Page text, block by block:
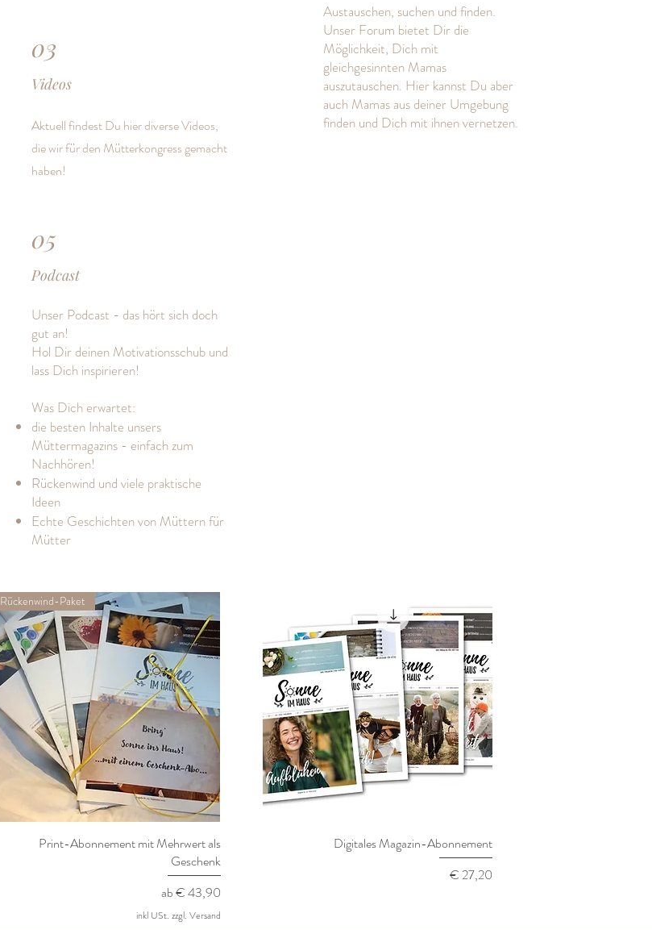
03
Videos
Aktuell findest Du hier diverse Videos,
die wir für den Mütterkongress gemacht
haben!
Austauschen, suchen und finden.
Unser Forum bietet Dir die
Möglichkeit, Dich mit
gleichgesinnten Mamas
auszutauschen. Hier kannst Du aber
auch Mamas aus deiner Umgebung
finden und Dich mit ihnen vernetzen.
05
Podcast
Unser Podcast - das hört sich doch
gut an!
Hol Dir deinen Motivationsschub und
lass Dich inspirieren!
Was Dich erwartet:
die besten Inhalte unsers
Müttermagazins - einfach zum
Nachhören!
Rückenwind und viele praktische
Ideen
Echte Geschichten von Müttern für
Mütter
Schnellansicht
Rückenwind-Paket
Print-Abonnement mit Mehrwert als
Geschenk
ab€ 43,90
Sale-Preis
inkl USt. zzgl. Versand
Schnellansicht
Digitales Magazin-Abonnement
Preis
€ 27,20